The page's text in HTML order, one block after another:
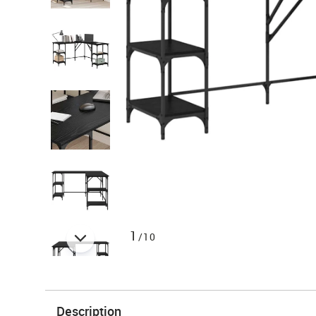
1 /10
Description